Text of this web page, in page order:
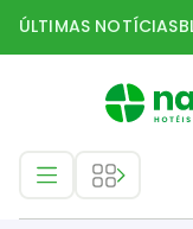
ÚLTIMAS NOTÍCIAS